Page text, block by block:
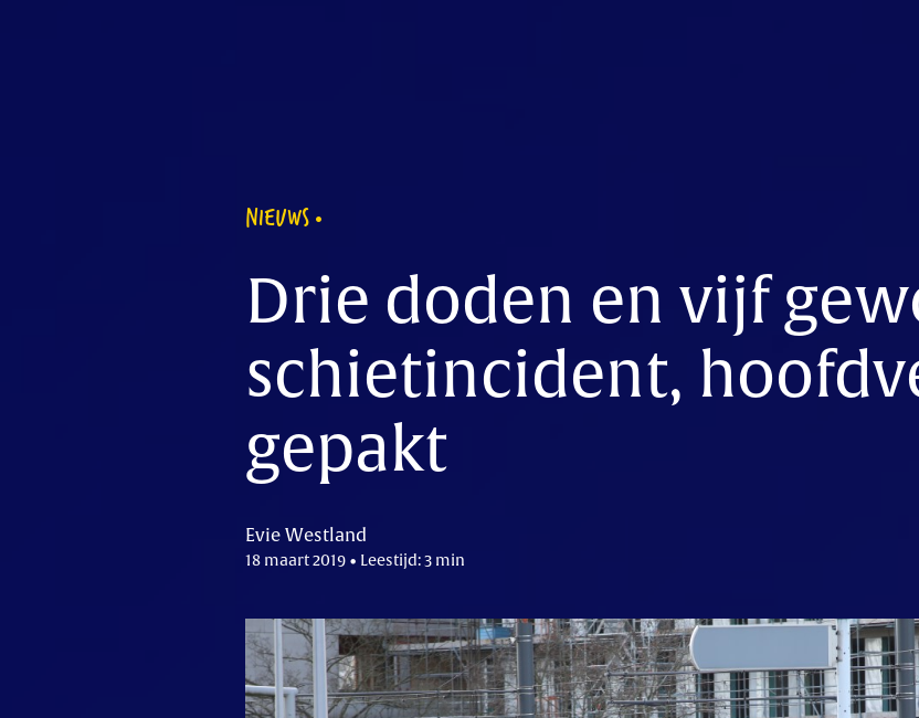
NIEUWS
Drie doden en vijf
schietincident,
gepakt
Evie Westland
18 maart 2019 • Leestijd: 3 min